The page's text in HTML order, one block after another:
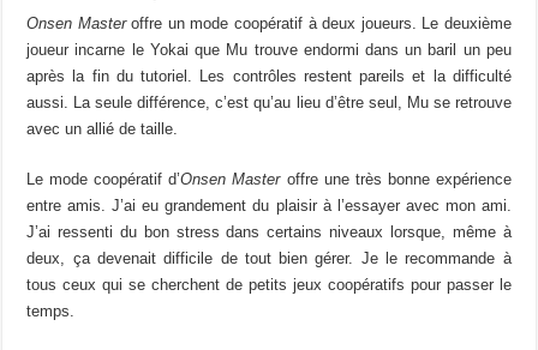
Onsen Masteroffre un mode coopératif à deux joueurs.
Le deuxième
joueur incarne le Yokai que Mu trouve endormi dans unbaril un peu
après la findu tutoriel.
Les contrôles restent pareils et la difficulté
aussi. La seule différence, c’est qu’au lieu d’êtreseul, Mu se retrouve
avec un allié de taille.
Le mode coopératif d’Onsen Masteroffre une très bonne expérience
entre amis.
J’ai eu grandement du plaisir à l’essayer avec mon ami
J’ai ressenti du bon stress dans certains niveaux lorsque, même à
deux, ça devenait difficile de tout bien gérer.
Je le recommande à
tous ceux qui secherchent de petits jeux coopératifs pour passer le
temps.